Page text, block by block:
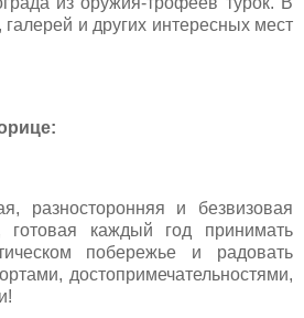
и других интересных мест
разносторонняя и безвизовая
готовая каждый год принимать
побережье и радовать
достопримечательностями,